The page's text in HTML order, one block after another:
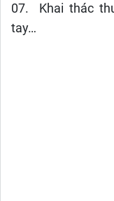
07. Khai thác
tay…